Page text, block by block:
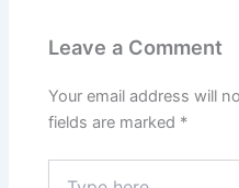
Leave a Comment
Your email address will
fields are marked *